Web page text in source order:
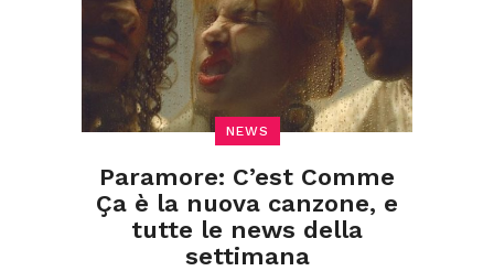
NEWS
Paramore: C’est Comme
Ça è la nuova canzone, e
tutte le news della
settimana